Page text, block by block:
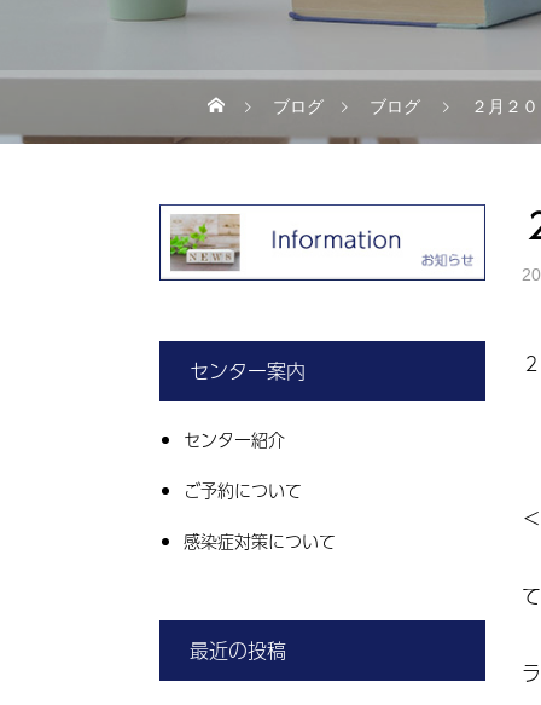
ブログ ブログ ２月２
センター案内
センター紹介
ご予約について
感染症対策について
最近の投稿